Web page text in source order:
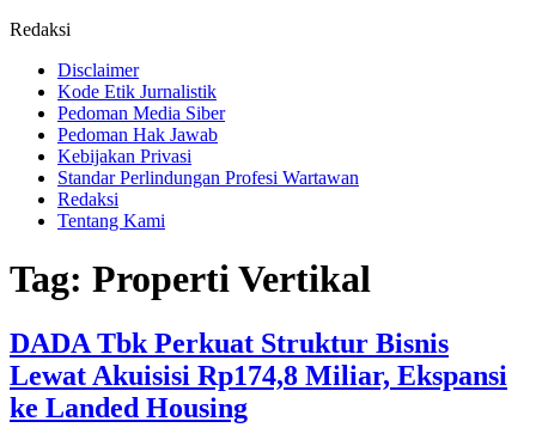
Redaksi
Disclaimer
Kode Etik Jurnalistik
Pedoman Media Siber
Pedoman Hak Jawab
Kebijakan Privasi
Standar Perlindungan Profesi Wartawan
Redaksi
Tentang Kami
Tag: Properti Vertikal
DADA Tbk Perkuat Struktur Bisnis
Lewat Akuisisi Rp174,8 Miliar, Ekspansi
ke Landed Housing